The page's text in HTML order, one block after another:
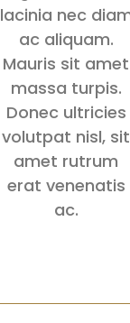
lacinia nec
ac aliquam.
Mauris sit amet
massa turpis.
Donec ultricies
volutpat nisl, sit
amet rutrum
erat venenatis
ac.